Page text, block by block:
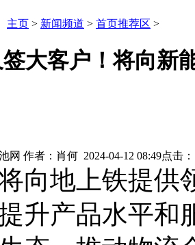
主页 > 新闻频道 > 首页推荐区 >
大客户！将向新
网 作者： 肖何 2024-04-12 08:49点击
向地上铁提供
升产品水平和